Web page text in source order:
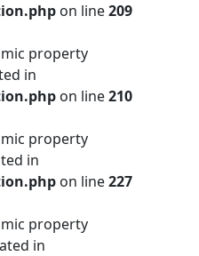
on line209
property
in
on line210
property
in
on line227
property
in